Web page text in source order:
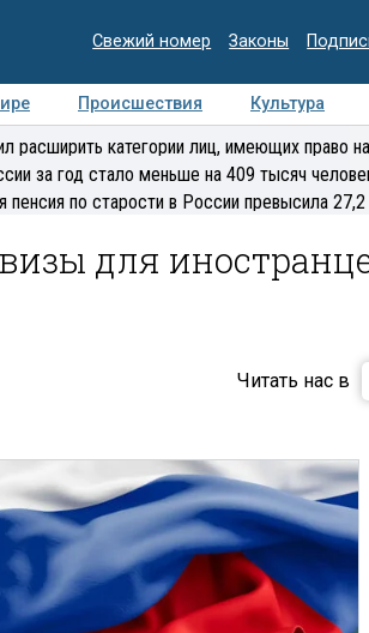
Свежий номер Законы
Происшествия Культура
Медиацентр Интервью
расширить категории лиц, имеющих право
за год стало меньше на 409 тысяч
по старости в России превысила
для
Читать нас в